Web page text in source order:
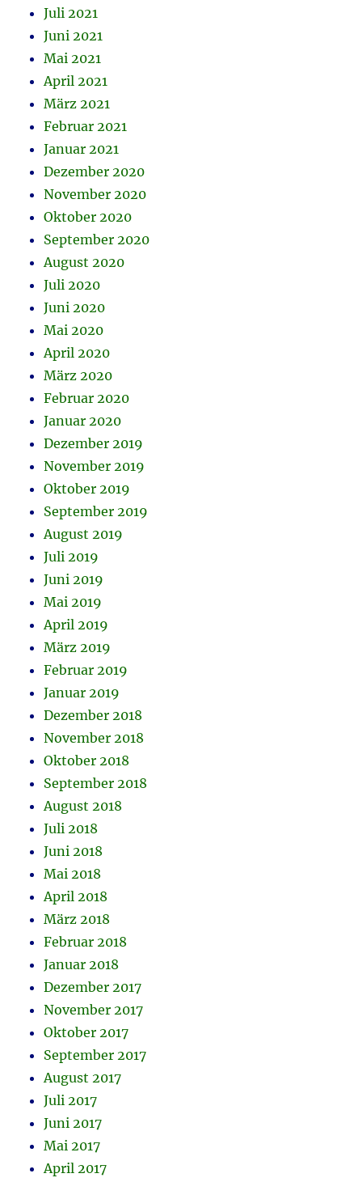
Juli 2021
Juni 2021
Mai 2021
April 2021
März 2021
Februar 2021
Januar 2021
Dezember 2020
November 2020
Oktober 2020
September 2020
August 2020
Juli 2020
Juni 2020
Mai 2020
April 2020
März 2020
Februar 2020
Januar 2020
Dezember 2019
November 2019
Oktober 2019
September 2019
August 2019
Juli 2019
Juni 2019
Mai 2019
April 2019
März 2019
Februar 2019
Januar 2019
Dezember 2018
November 2018
Oktober 2018
September 2018
August 2018
Juli 2018
Juni 2018
Mai 2018
April 2018
März 2018
Februar 2018
Januar 2018
Dezember 2017
November 2017
Oktober 2017
September 2017
August 2017
Juli 2017
Juni 2017
Mai 2017
April 2017